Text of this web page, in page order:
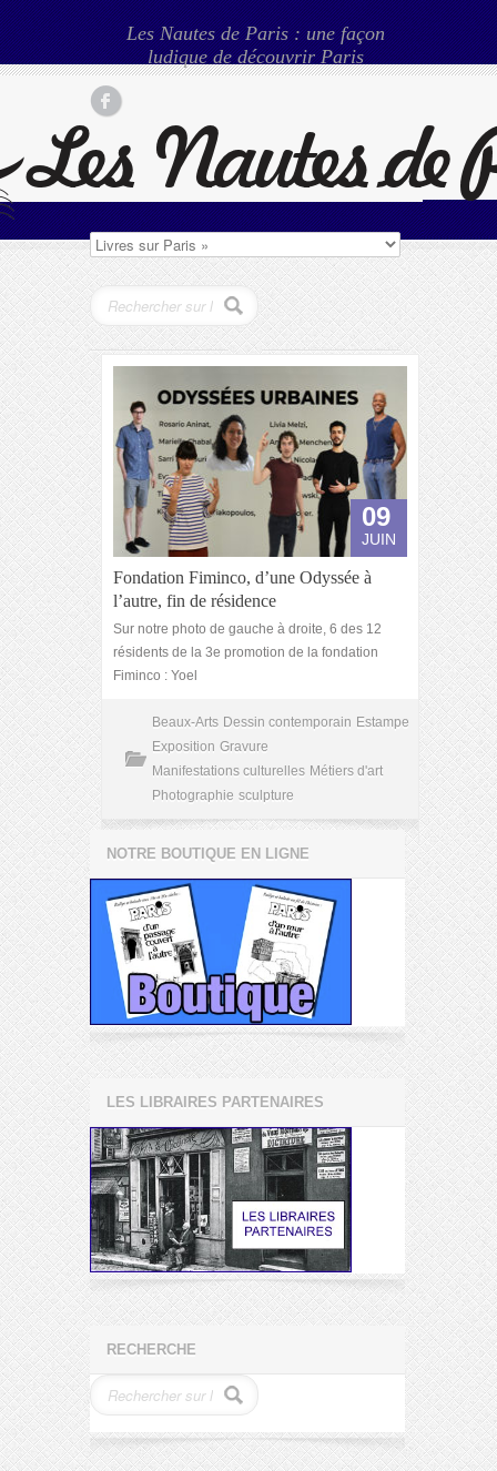
Les Nautes de Paris : une façon
ludique de découvrir Paris
09
JUIN
Fondation Fiminco, d’une Odyssée à
l’autre, fin de résidence
Sur notre photo de gauche à droite, 6 des 12
résidents de la 3e promotion de la fondation
Fiminco : Yoel
Beaux-Arts Dessin contemporain Estampe
Exposition Gravure
Manifestations culturelles Métiers d'art
Photographie sculpture
NOTRE BOUTIQUE EN LIGNE
LES LIBRAIRES PARTENAIRES
RECHERCHE